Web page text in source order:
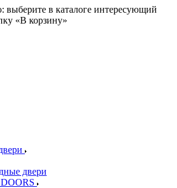
выберите в каталоге интересующий
«В корзину»
двери